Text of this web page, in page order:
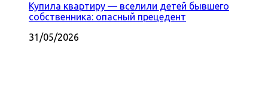
Купила квартиру — вселили детей бывшего
собственника: опасный прецедент
31/05/2026